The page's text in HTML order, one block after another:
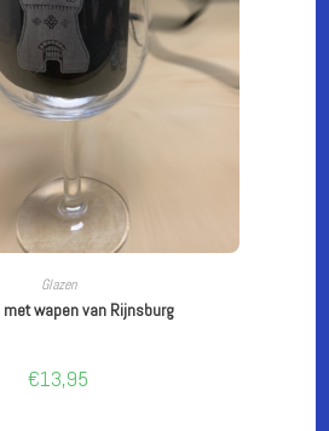
LEES VERDER
Glazen
wapen van Rijnsburg
€13,95